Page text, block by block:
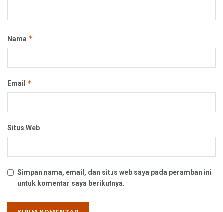
Nama *
Email *
Situs Web
Simpan nama, email, dan situs web saya pada peramban ini
untuk komentar saya berikutnya.